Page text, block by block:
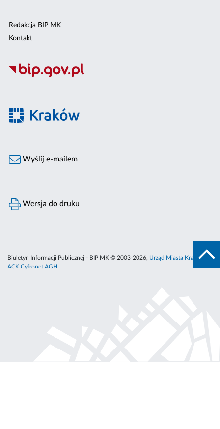
Redakcja BIP MK
Kontakt
Wyślij e-mailem
Wersja do druku
Biuletyn Informacji Publicznej - BIP MK © 2003-2026, Urząd Miasta Krakowa
ACK Cyfronet AGH